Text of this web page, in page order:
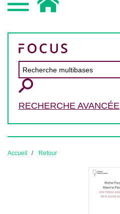
RECHERCHE AVANCÉE
Accueil Retour